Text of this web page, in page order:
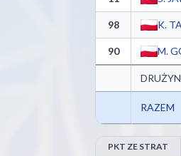
98 K.
90 M.
RAZEM
PKT ZE STRAT